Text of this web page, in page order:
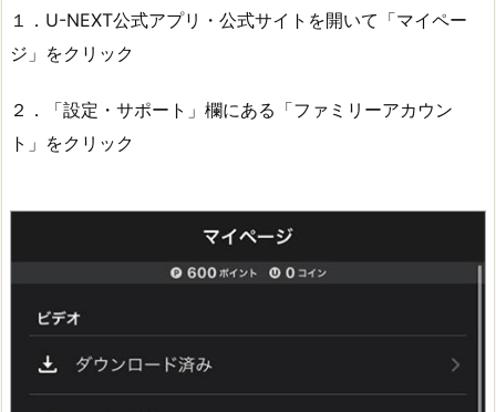
１．U-NEXT公式アプリ・公式サイトを開いて「マイペー
ジ」をクリック
２．「設定・サポート」欄にある「ファミリーアカウン
ト」をクリック